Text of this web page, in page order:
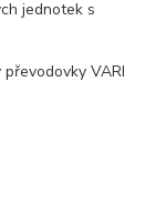
jednotek s
VARI